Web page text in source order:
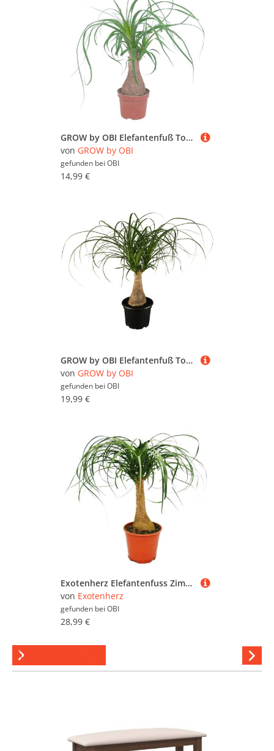
GROW by OBI Elefantenfuß Topf Ø ca. 12 cm Beaucarnea Recurvata
von GROW by OBI
gefunden bei OBI
14,99 €
GROW by OBI Elefantenfuß Topf Ø ca. 17 cm Beaucarnea Recurvata
von GROW by OBI
gefunden bei OBI
19,99 €
Exotenherz Elefantenfuss Zimmerpflanze ca. 35cm
von Exotenherz
gefunden bei OBI
28,99 €
Gummibäume